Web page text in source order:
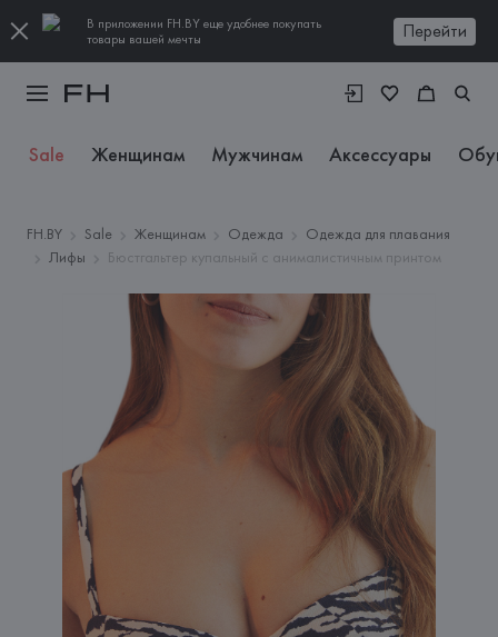
В приложении FH.BY еще удобнее покупать
товары вашей мечты
Перейти
Sale Женщинам Мужчинам Аксессуары
FH.BY Sale Женщинам Одежда
Одежда для плавания
Лифы
Бюстгальтер купальный с анималистичным принтом